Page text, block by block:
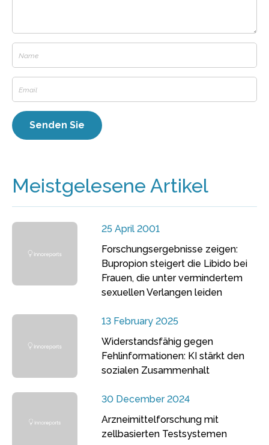
Meistgelesene Artikel
25 April 2001
Forschungsergebnisse zeigen:
Bupropion steigert die Libido bei
Frauen, die unter vermindertem
sexuellen Verlangen leiden
13 February 2025
Widerstandsfähig gegen
Fehlinformationen: KI stärkt den
sozialen Zusammenhalt
30 December 2024
Arzneimittelforschung mit
zellbasierten Testsystemen